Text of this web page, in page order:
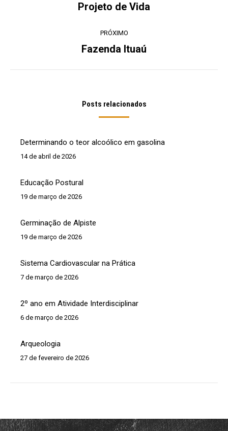
Post
Projeto de Vida
PRÓXIMO
Próximo
Fazenda Ituaú
Posts relacionados
Determinando o teor alcoólico em gasolina
14 de abril de 2026
Educação Postural
19 de março de 2026
Germinação de Alpiste
19 de março de 2026
Sistema Cardiovascular na Prática
7 de março de 2026
2º ano em Atividade Interdisciplinar
6 de março de 2026
Arqueologia
27 de fevereiro de 2026